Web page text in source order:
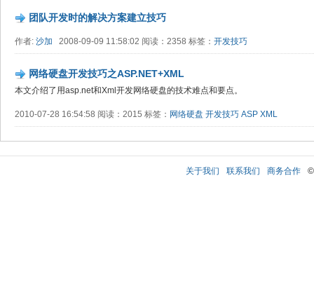
团队开发时的解决方案建立技巧
作者: 沙加 2008-09-09 11:58:02 阅读：2358 标签： 开发技巧
网络硬盘开发技巧之ASP.NET+XML
本文介绍了用asp.net和Xml开发网络硬盘的技术难点和要点。
2010-07-28 16:54:58 阅读：2015 标签： 网络硬盘 开发技巧 ASP XML
关于我们 联系我们 商务合作